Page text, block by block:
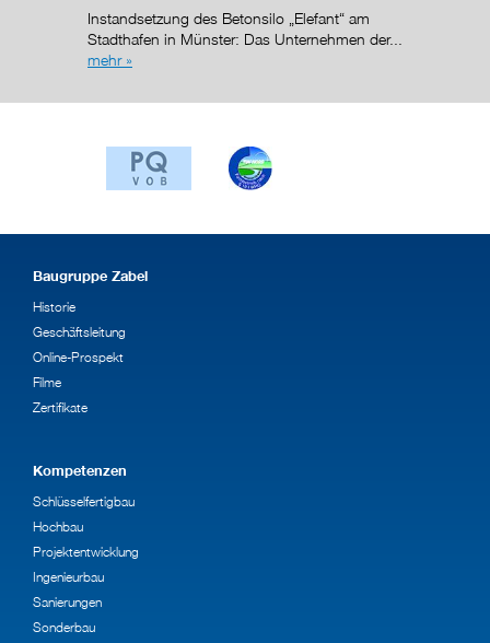
Instandsetzung des Betonsilo „Elefant“ am
Stadthafen in Münster: Das Unternehmen der...
mehr »
Baugruppe Zabel
Historie
Geschäftsleitung
Online-Prospekt
Filme
Zertifikate
Kompetenzen
Schlüsselfertigbau
Hochbau
Projektentwicklung
Ingenieurbau
Sanierungen
Sonderbau